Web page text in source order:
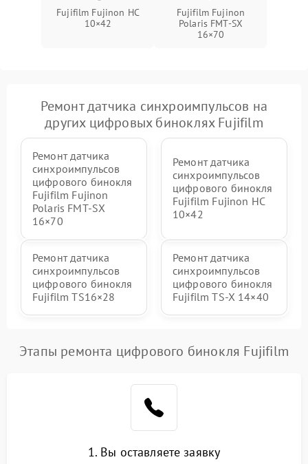
Fujifilm Fujinon HC
10×42
Fujifilm Fujinon
Polaris FMT‑SX
16×70
Ремонт датчика синхроимпульсов на
других цифровых биноклях Fujifilm
Ремонт датчика
синхроимпульсов
цифрового бинокля
Fujifilm Fujinon
Polaris FMT‑SX
16×70
Ремонт датчика
синхроимпульсов
цифрового бинокля
Fujifilm Fujinon HC
10×42
Ремонт датчика
синхроимпульсов
цифрового бинокля
Fujifilm TS16×28
Ремонт датчика
синхроимпульсов
цифрового бинокля
Fujifilm TS‑X 14×40
Этапы ремонта цифрового бинокля Fujifilm
1. Вы оставляете заявку